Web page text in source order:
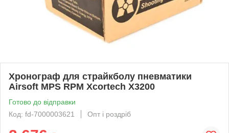
Хронограф для страйкболу пневматики
Airsoft MPS RPM Xcortech X3200
Готово до відправки
Код: fd-7000003621
Опт і роздріб